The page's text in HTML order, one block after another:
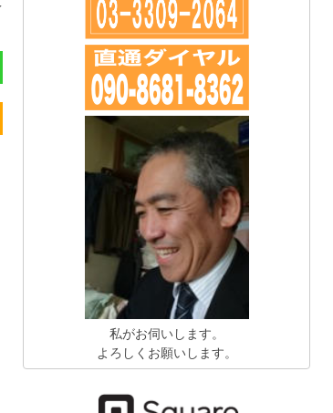
私がお伺いします。
よろしくお願いします。